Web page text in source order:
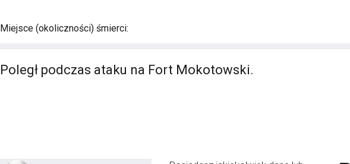
Miejsce (okoliczności) śmierci:
Poległ podczas ataku na Fort Mokotowski.